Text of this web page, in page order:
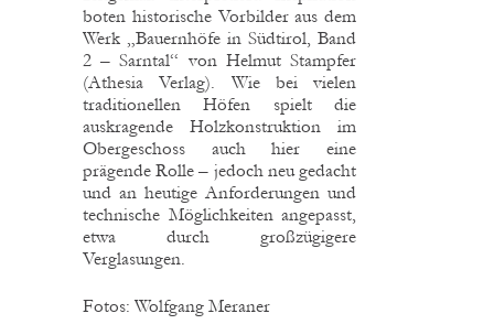
boten historische Vorbilder aus dem
Werk „Bauernhöfe in Südtirol, Band
2 – Sarntal“ von Helmut Stampfer
(Athesia Verlag). Wie bei vielen
traditionellen Höfen spielt die
auskragende Holzkonstruktion im
Obergeschoss auch hier eine
prägende Rolle – jedoch neu gedacht
und an heutige Anforderungen und
technische Möglichkeiten angepasst,
etwa durch großzügigere
Verglasungen.
Fotos: Wolfgang Meraner